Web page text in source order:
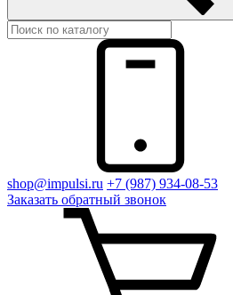
shop@impulsi.ru +7 (987) 934-08-53
Заказать обратный звонок